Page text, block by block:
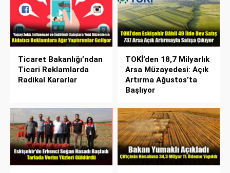
Ticaret Bakanlığı’ndan
Ticari Reklamlarda
Radikal Kararlar
TOKİ’den 18,7 Milyarlık
Arsa Müzayedesi: Açık
Artırma Ağustos’ta
Başlıyor